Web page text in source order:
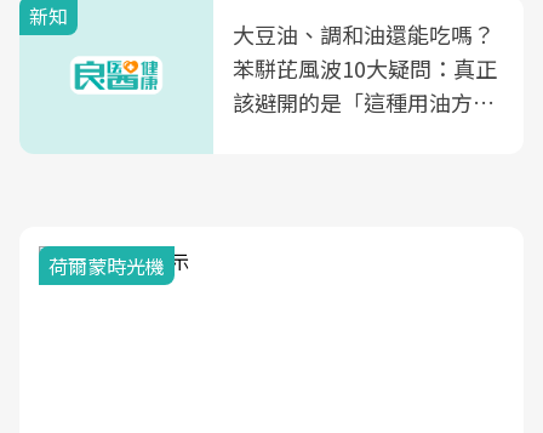
新知
大豆油、調和油還能吃嗎？
苯駢芘風波10大疑問：真正
該避開的是「這種用油方
荷爾蒙時光機